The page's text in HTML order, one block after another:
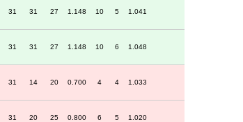
31 31 27 1.148 10 5 1.041
31 31 27 1.148 10 6 1.048
31 14 20 0.700 4 4 1.033
31 20 25 0.800 6 5 1.020